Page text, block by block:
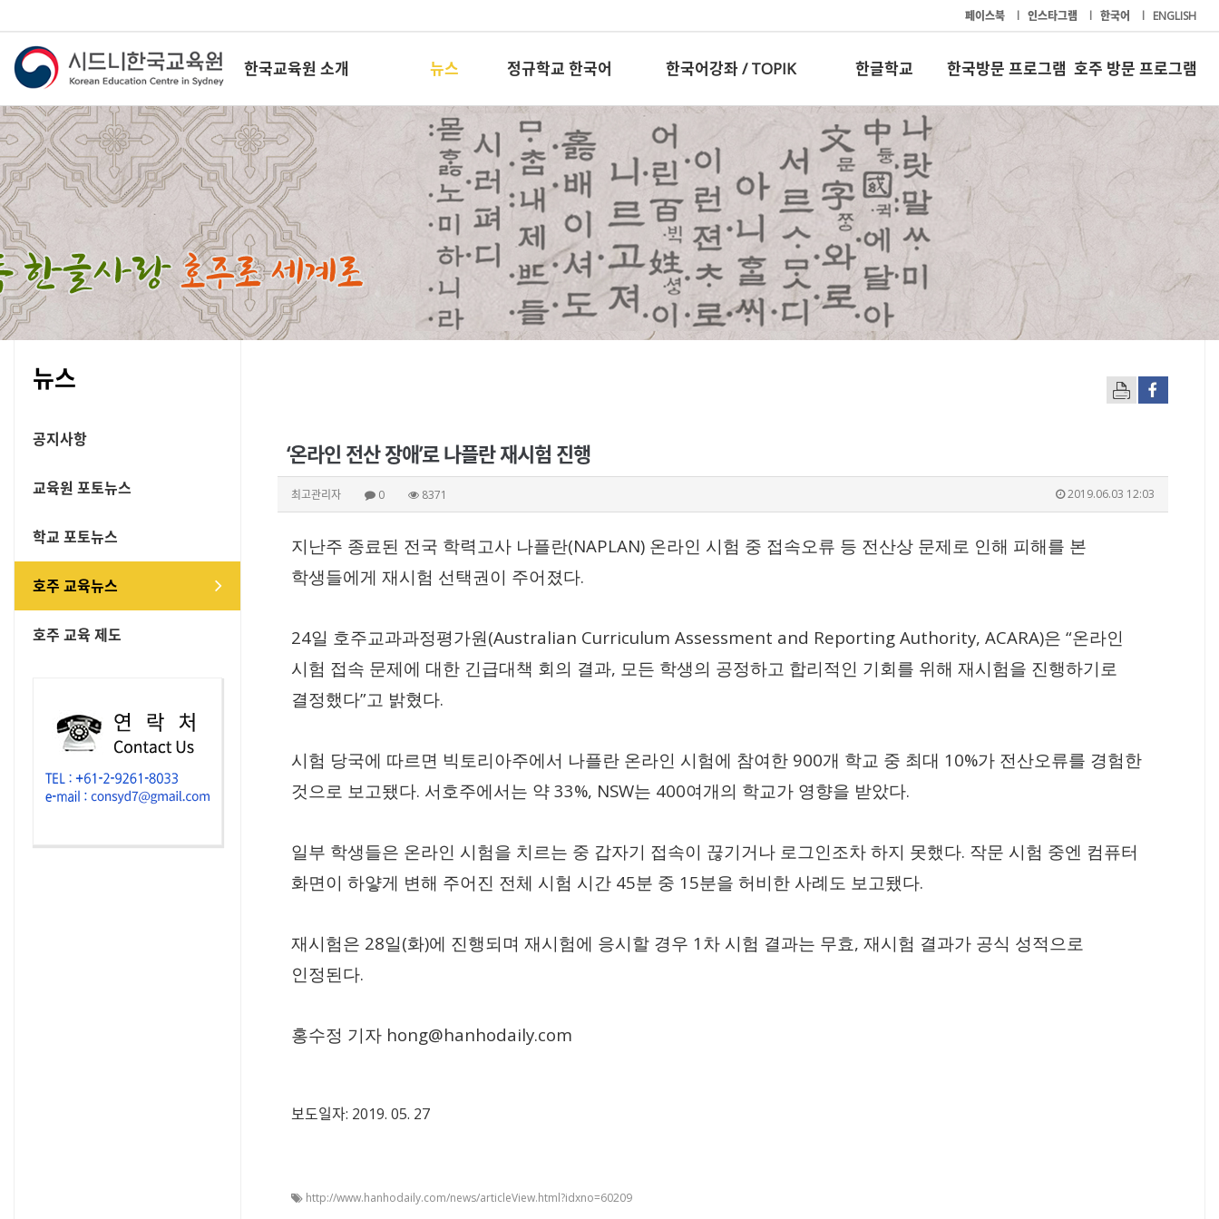
페이스북 l 인스타그램 l 한국어 l ENGLISH
한국교육원 소개 뉴스 정규학교 한국어 한국어강좌 / TOPIK 한글학교 한국방문 프로그램 호주 방문 프로그램
뉴스
공지사항
교육원 포토뉴스
학교 포토뉴스
호주 교육뉴스
호주 교육 제도
‘온라인 전산 장애’로 나플란 재시험 진행
최고관리자 0 8371 2019.06.03 12:03
지난주 종료된 전국 학력고사 나플란(NAPLAN) 온라인 시험 중 접속오류 등 전산상 문제로 인해 피해를 본
학생들에게 재시험 선택권이 주어졌다.
24일 호주교과과정평가원 (Australian Curriculum Assessment and Reporting Authority, ACARA)은 “온라인
시험 접속 문제에 대한 긴급대책 회의 결과, 모든 학생의 공정하고 합리적인 기회를 위해 재시험을 진행하기로
결정했다”고 밝혔다.
시험 당국에 따르면 빅토리아주에서 나플란 온라인 시험에 참여한 900개 학교 중 최대 10%가 전산오류를 경험한
것으로 보고됐다. 서호주에서는 약 33%, NSW는 400여개의 학교가 영향을 받았다.
일부 학생들은 온라인 시험을 치르는 중 갑자기 접속이 끊기거나 로그인조차 하지 못했다. 작문 시험 중엔 컴퓨터
화면이 하얗게 변해 주어진 전체 시험 시간 45분 중 15분을 허비한 사례도 보고됐다.
재시험은 28일(화)에 진행되며 재시험에 응시할 경우 1 차 시험 결과는 무효, 재시험 결과가 공식 성적으로
인정된다.
홍수정 기자 hong@hanhodaily.com
보도일자: 2019. 05. 27
http://www.hanhodaily.com/news/articleView.html?idxno=60209